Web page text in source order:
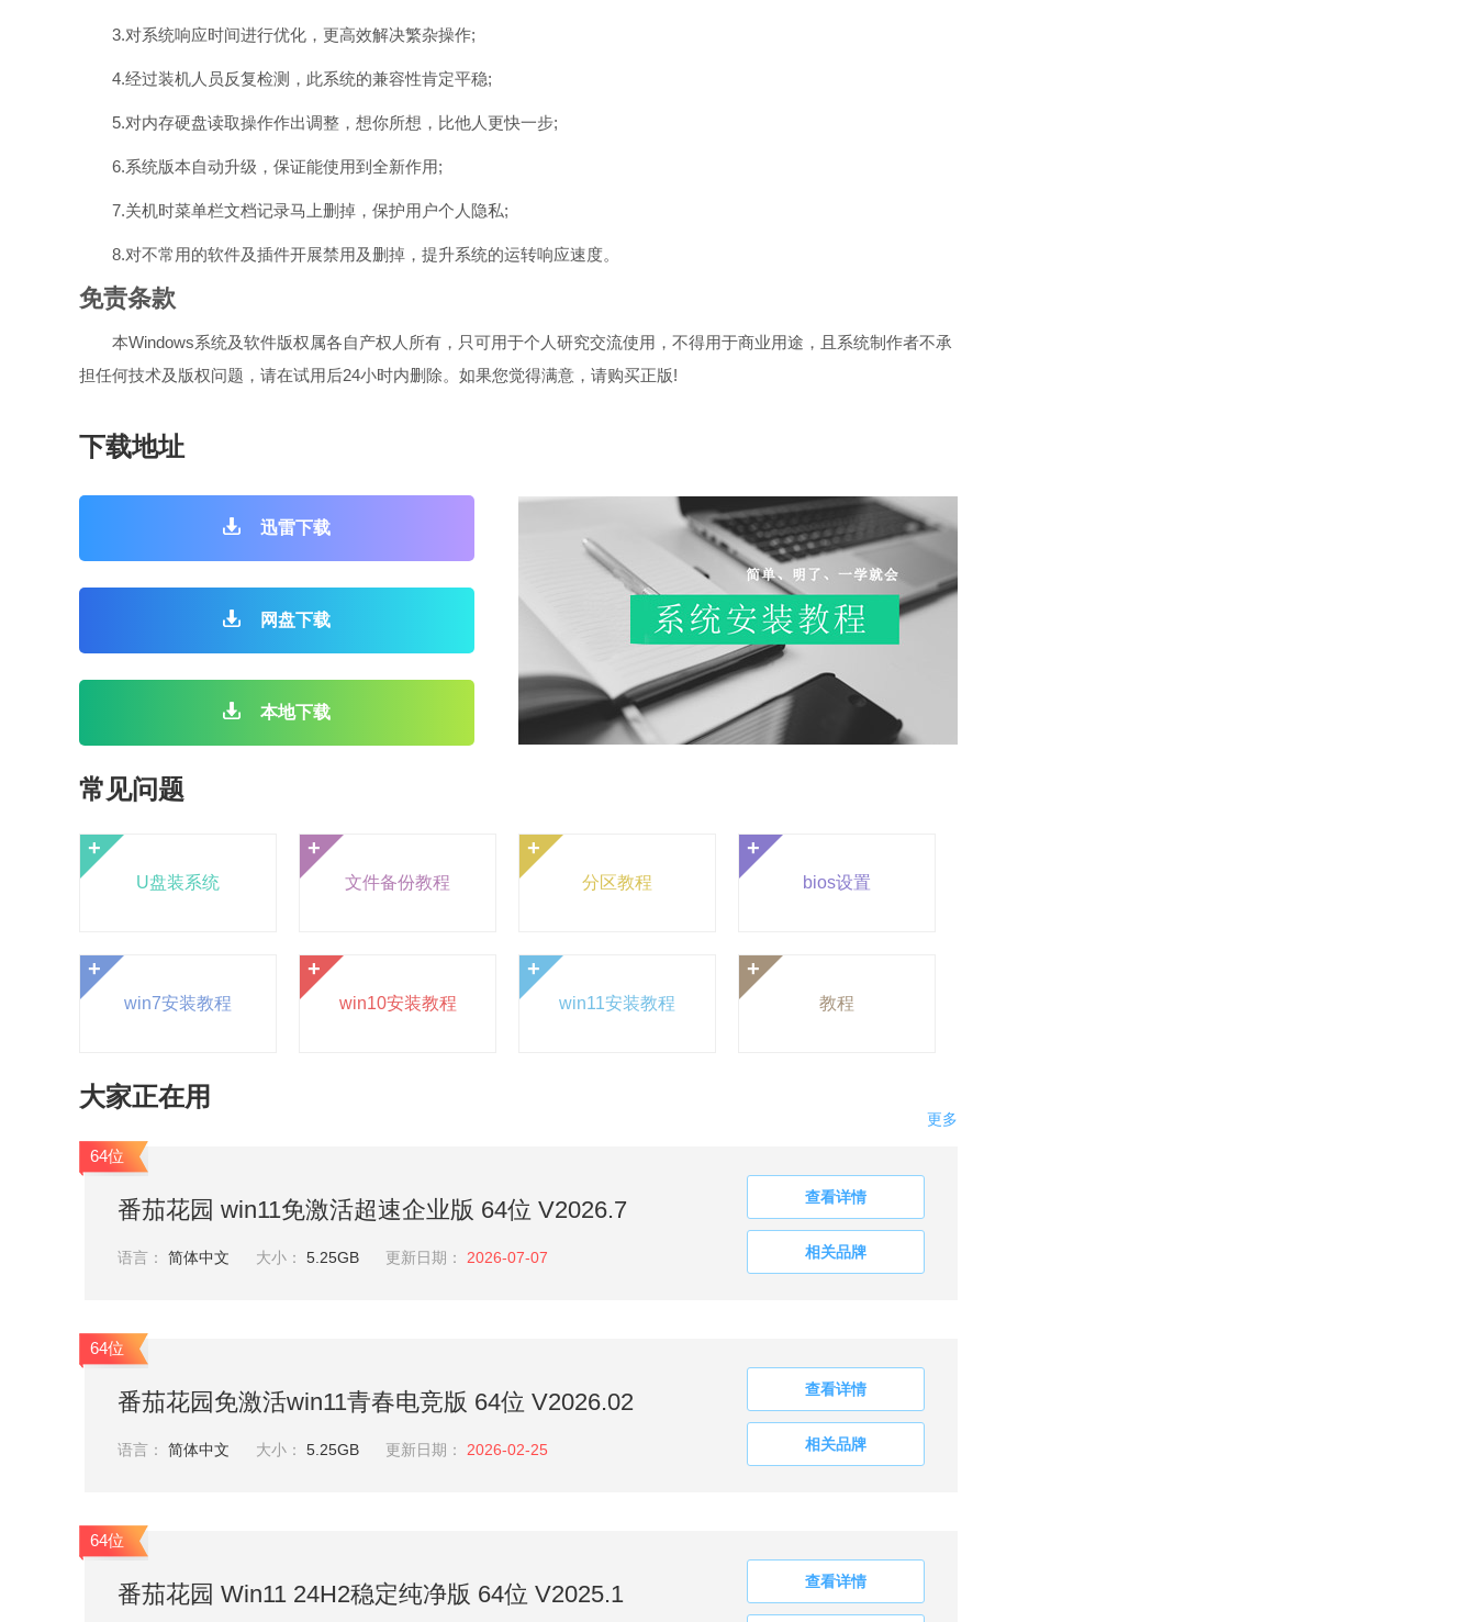
3.对系统响应时间进行优化，更高效解决繁杂操作;
4.经过装机人员反复检测，此系统的兼容性肯定平稳;
5.对内存硬盘读取操作作出调整，想你所想，比他人更快一步;
6.系统版本自动升级，保证能使用到全新作用;
7.关机时菜单栏文档记录马上删掉，保护用户个人隐私;
8.对不常用的软件及插件开展禁用及删掉，提升系统的运转响应速度。
免责条款
本Windows系统及软件版权属各自产权人所有，只可用于个人研究交流使用，不得用于商业用途，且系统制作者不承
担任何技术及版权问题，请在试用后24小时内删除。如果您觉得满意，请购买正版!
下载地址
迅雷下载
网盘下载
本地下载
常见问题
+
U盘装系统
+
文件备份教程
+
分区教程
+
bios设置
+
win7安装教程
+
win10安装教程
+
win11安装教程
+
教程
大家正在用
更多
64位
番茄花园 win11免激活超速企业版 64位 V2026.7
语言： 简体中文 大小： 5.25GB 更新日期： 2026-07-07
查看详情
相关品牌
64位
番茄花园免激活win11青春电竞版 64位 V2026.02
语言： 简体中文 大小： 5.25GB 更新日期： 2026-02-25
查看详情
相关品牌
64位
番茄花园 Win11 24H2稳定纯净版 64位 V2025.1 查看详情